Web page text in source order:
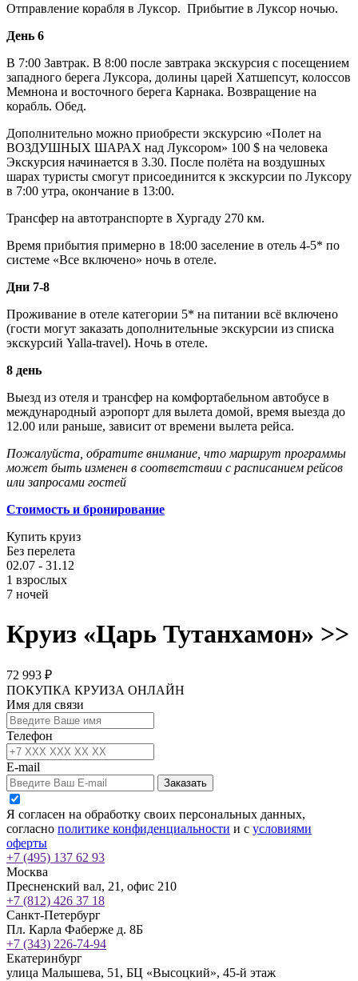
Отправление корабля в Луксор. Прибытие в Луксор ночью.
День 6
В 7:00 Завтрак. В 8:00 после завтрака экскурсия с посещением
западного берега Луксора, долины царей Хатшепсут, колоссов
Мемнона и восточного берега Карнака. Возвращение на
корабль. Обед.
Дополнительно можно приобрести экскурсию «Полет на
ВОЗДУШНЫХ ШАРАХ над Луксором» 100 $ на человека
Экскурсия начинается в 3.30. После полёта на воздушных
шарах туристы смогут присоединится к экскурсии по Луксору
в 7:00 утра, окончание в 13:00.
Трансфер на автотранспорте в Хургаду 270 км.
Время прибытия примерно в 18:00 заселение в отель 4-5* по
системе «Все включено» ночь в отеле.
Дни 7-8
Проживание в отеле категории 5* на питании всё включено
(гости могут заказать дополнительные экскурсии из списка
экскурсий Yalla-travel). Ночь в отеле.
8 день
Выезд из отеля и трансфер на комфортабельном автобусе в
международный аэропорт для вылета домой, время выезда до
12.00 или раньше, зависит от времени вылета рейса.
Пожалуйста, обратите внимание, что маршрут программы
может быть изменен в соответствии с расписанием рейсов
или запросами гостей
Стоимость и бронирование
Купить круиз
Без перелета
02.07 - 31.12
1 взрослых
7 ночей
Круиз «Царь Тутанхамон» >>
72 993 ₽
ПОКУПКА КРУИЗА ОНЛАЙН
Имя для связи
Телефон
E-mail
Заказать
Я согласен на обработку своих персональных данных,
согласно политике конфиденциальности и с условиями
оферты
+7 (495) 137 62 93
Москва
Пресненский вал, 21, офис 210
+7 (812) 426 37 18
Санкт-Петербург
Пл. Карла Фаберже д. 8Б
+7 (343) 226-74-94
Екатеринбург
улица Малышева, 51, БЦ «Высоцкий», 45-й этаж